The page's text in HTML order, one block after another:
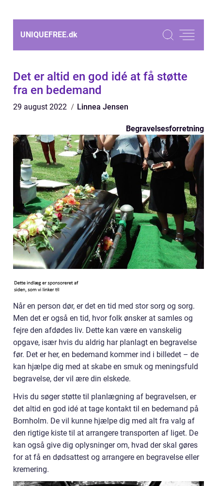
UNIQUEFREE.dk
Det er altid en god idé at få støtte
fra en bedemand
29 august 2022 Linnea Jensen
Begravelsesforretning
Når en person dør, er det en tid med stor sorg og sorg.
Men det er også en tid, hvor folk ønsker at samles og
fejre den afdødes liv. Dette kan være en vanskelig
opgave, især hvis du aldrig har planlagt en begravelse
før. Det er her, en bedemand kommer ind i billedet – de
kan hjælpe dig med at skabe en smuk og meningsfuld
begravelse, der vil ære din elskede.
Hvis du søger støtte til planlægning af begravelsen, er
det altid en god idé at tage kontakt til en bedemand på
Bornholm. De vil kunne hjælpe dig med alt fra valg af
den rigtige kiste til at arrangere transporten af liget. De
kan også give dig oplysninger om, hvad der skal gøres
for at få en dødsattest og arrangere en begravelse eller
kremering.